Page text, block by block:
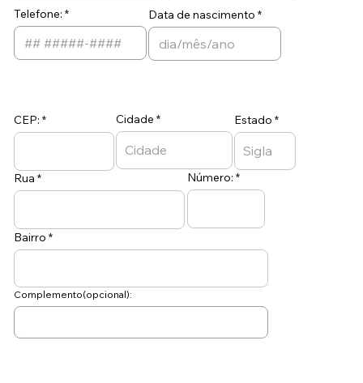
Telefone: Data de nascimento
CEP: Cidade Estado
Rua Número:
Bairro
Complemento(opcional):